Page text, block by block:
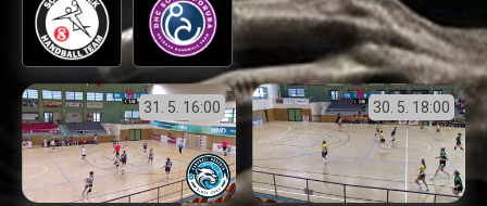
31. 5. 16:00 30. 5. 18:00